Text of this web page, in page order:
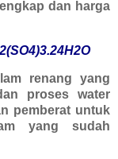
dan harga
)3.24H2O
renang yang
proses water
pemberat untuk
yang sudah